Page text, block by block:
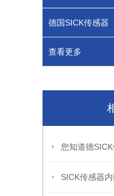
德国SICK传感器
查看更多
SICK传感器